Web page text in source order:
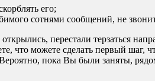
его;
сотнями сообщений, не
перестали терзаться
что можете сделать первый шаг,
пока Вы были заняты,